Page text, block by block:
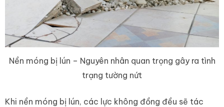
Nền móng bị lún – Nguyên nhân quan trọng gây ra tình
trạng tường nứt
Khi nền móng bị lún, các lực không đồng đều sẽ tác